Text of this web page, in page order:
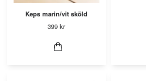
Keps marin/vit sköld
399 kr